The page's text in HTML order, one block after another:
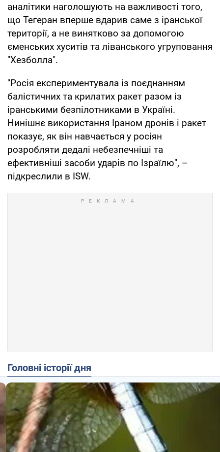
аналітики наголошують на важливості того,
що Тегеран вперше вдарив саме з іранської
території, а не винятково за допомогою
єменських хуситів та ліванського угруповання
"Хезболла".
"Росія експериментувала із поєднанням
балістичних та крилатих ракет разом із
іранськими безпілотниками в Україні.
Нинішнє використання Іраном дронів і ракет
показує, як він навчається у росіян
розробляти дедалі небезпечніші та
ефективніші засоби ударів по Ізраїлю", –
підкреслили в ISW.
Головні історії дня